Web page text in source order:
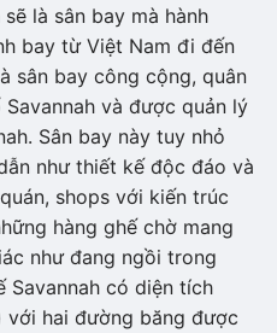
là sân bay mà hành
bay từ Việt Nam đi đến
sân bay công cộng, quân
và được quản lý
Sân bay này tuy nhỏ
như thiết kế độc đáo và
shops với kiến trúc
hàng ghế chờ mang
như đang ngồi trong
Savannah có diện tích
với hai đường băng được